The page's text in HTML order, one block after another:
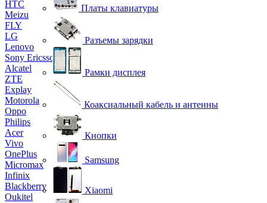
HTC
Meizu
FLY
LG
Lenovo
Sony Ericsson
Alcatel
ZTE
Explay
Motorola
Oppo
Philips
Acer
Vivo
OnePlus
Micromax
Infinix
Blackberry
Oukitel
Платы клавиатуры
Разъемы зарядки
Рамки дисплея
Коаксиальный кабель и антенны
Кнопки
Samsung
Xiaomi